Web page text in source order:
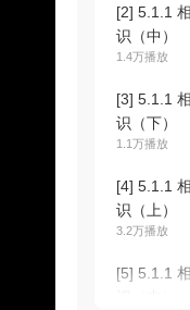
[2] 5.1.1
识（中）
1.4万播放
[3] 5.1.1
识（下）
1.1万播放
[4] 5.1.1
识（上）
3.2万播放
[5] 5.1.1